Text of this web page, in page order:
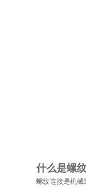
什么是螺
螺纹连接是机械